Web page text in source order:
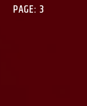
PAGE: 3